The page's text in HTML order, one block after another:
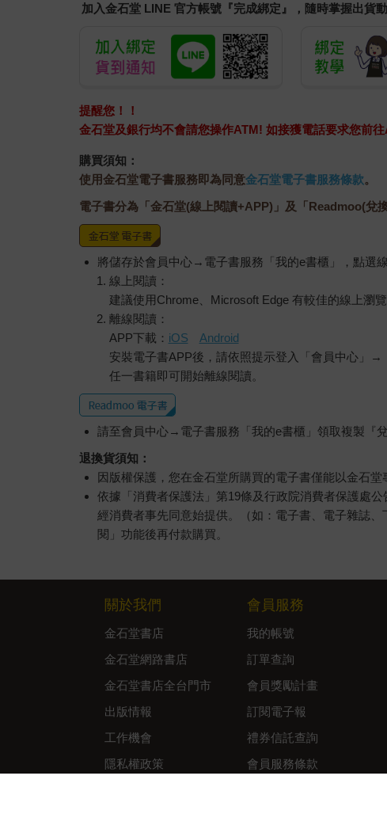
加入金石堂 LINE 官方帳號『完成綁定』，隨時掌握出貨動
提醒您！！
金石堂及銀行均不會請您操作ATM! 如接獲電話要求您前
購買須知：
使用金石堂電子書服務即為同意金石堂電子書服務條款。
電子書分為「金石堂(線上閱讀+APP)」及「Readmoo(兌
將儲存於會員中心→電子書服務「我的e書櫃」，點選
線上閱讀：
建議使用Chrome、Microsoft Edge 有較佳的線上瀏
離線閱讀：
APP下載： iOS
Android
安裝電子書APP後，請依照提示登入「會員中心」
任一書籍即可開始離線閱讀。
請至會員中心→電子書服務「我的e書櫃」領取複製『
退換貨須知：
因版權保護，您在金石堂所購買的電子書僅能以金石
依據「消費者保護法」第19條及行政院消費者保護處
經消費者事先同意始提供。（如：電子書、電子雜誌
閱」功能後再付款購買。
關於我們
金石堂書店
金石堂網路書店
金石堂書店全台門市
出版情報
工作機會
隱私權政策
會員服務
我的帳號
訂單查詢
會員獎勵計畫
訂閱電子報
禮券信託查詢
會員服務條款